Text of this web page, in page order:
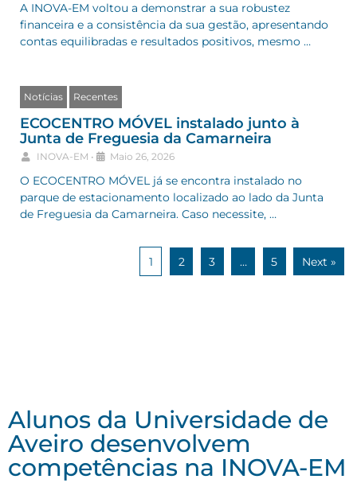
A INOVA-EM voltou a demonstrar a sua robustez
financeira e a consistência da sua gestão, apresentando
contas equilibradas e resultados positivos, mesmo …
Notícias Recentes
ECOCENTRO MÓVEL instalado junto à
Junta de Freguesia da Camarneira
INOVA-EM • Maio 26, 2026
O ECOCENTRO MÓVEL já se encontra instalado no
parque de estacionamento localizado ao lado da Junta
de Freguesia da Camarneira. Caso necessite, …
1 2 3 … 5 Next »
Alunos da Universidade de
Aveiro desenvolvem
competências na INOVA-EM